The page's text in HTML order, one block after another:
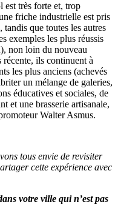
est très forte et, trop
friche industrielle est pris
que toutes les autres
exemples les plus réussis
non loin du nouveau
ils continuent à
les plus anciens (achevés
un mélange de galeries,
éducatives et sociales, de
et une brasserie artisanale,
Walter Asmus.
tous envie de revisiter
cette expérience avec
votre ville qui n’est pas